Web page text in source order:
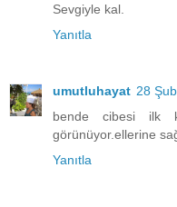
Sevgiyle kal.
Yanıtla
umutluhayat 28
bende cibesi ilk
görünüyor.ellerine
Yanıtla